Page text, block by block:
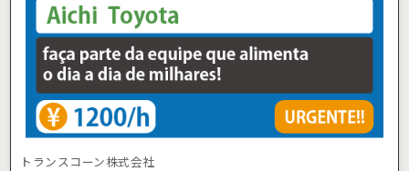
トランスコーン株式会社